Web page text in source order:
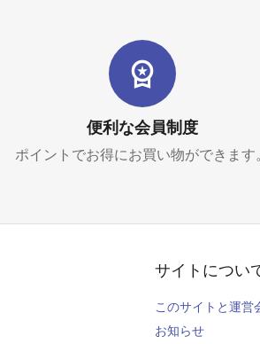
便利な会員制度
ポイントでお得にお買い物ができます。
サイトについ
このサイトと運営
お知らせ